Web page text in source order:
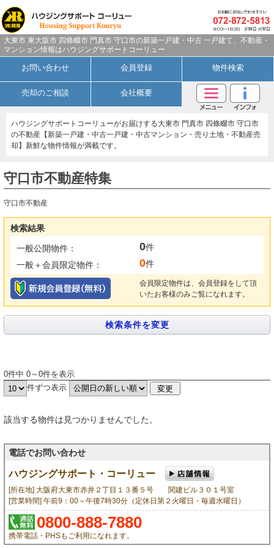
大東市 東大阪市 四條畷市 門真市 守口市の新築一戸建・中古 一戸建て、不動産・
マンション情報はハウジングサポートコーリュー
お問い合わせ 会員登録 物件検索
売却のご相談 会社概要
ハウジングサポートコーリューがお届けする大東市 門真市 四條畷市 守口市
の不動産【新築一戸建・中古一戸建・中古マンション・売り土地・不動産売
却】新鮮な物件情報が満載です。
守口市不動産特集
守口市不動産
検索結果
一般公開物件： 0件
一般＋会員限定物件：
0件
会員限定物件は、会員登録をして頂
いたお客様のみご覧になれます。
0件中 0～0件を表示
件ずつ表示
該当する物件は見つかりませんでした。
電話でお問い合わせ
ハウジングサポート・コーリュー
[所在地] 大阪府大東市赤井２丁目１３番５号 関建ビル３０１号室
[営業時間] 午前9：00～午後7時30分（定休日第２火曜日・毎週水曜日）
0800-888-7880
携帯電話・PHSもご利用になれます。